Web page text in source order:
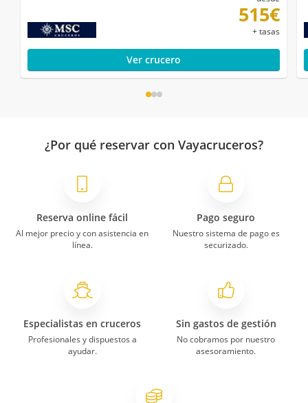
515€
+ tasas
Ver crucero
¿Por qué reservar con Vayacruceros?
Reserva online fácil
Al mejor precio y con asistencia en
línea.
Pago seguro
Nuestro sistema de pago es
securizado.
Especialistas en cruceros
Profesionales y dispuestos a
ayudar.
Sin gastos de gestión
No cobramos por nuestro
asesoramiento.